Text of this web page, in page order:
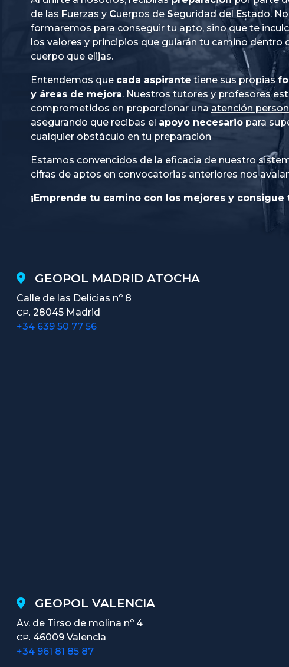
de las
Fuerzas y Cuerpos de Seguridad del Estado.
formaremos para conseguir tu apto, sino que te
los valores y principios que guiarán tu camino dentro
cuerpo que elijas.
Entendemos que cada aspirante tiene sus propias
y áreas de mejora. Nuestros tutores y profesores
comprometidos en proporcionar una atención
asegurando que recibas el apoyo necesario para
cualquier obstáculo en tu preparación
Estamos convencidos de la eficacia de nuestro
cifras de aptos en convocatorias anteriores nos
¡Emprende tu camino con los mejores y consigue
GEOPOL MADRID ATOCHA
Calle de las Delicias nº 8
CP. 28045 Madrid
+34 639 50 77 56
GEOPOL VALENCIA
Av. de Tirso de molina nº 4
CP. 46009 Valencia
+34 961 81 85 87